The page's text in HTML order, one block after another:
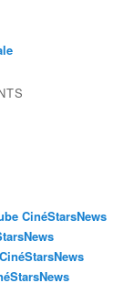
CinéStarsNews